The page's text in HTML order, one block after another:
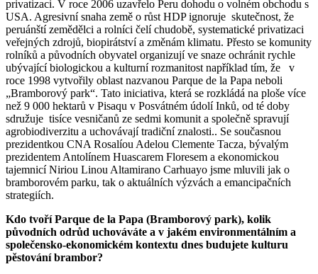
privatizaci. V roce 2006 uzavřelo Peru dohodu o volném obchodu s
USA. Agresivní snaha země o růst HDP ignoruje skutečnost, že
peruánští zemědělci a rolníci čelí chudobě, systematické privatizaci
veřejných zdrojů, biopirátství a změnám klimatu. Přesto se komunity
rolníků a původních obyvatel organizují ve snaze ochránit rychle
ubývající biologickou a kulturní rozmanitost například tím, že v
roce 1998 vytvořily oblast nazvanou Parque de la Papa neboli
„Bramborový park“. Tato iniciativa, která se rozkládá na ploše více
než 9 000 hektarů v Pisaqu v Posvátném údolí Inků, od té doby
sdružuje tisíce vesničanů ze sedmi komunit a společně spravují
agrobiodiverzitu a uchovávají tradiční znalosti.. Se současnou
prezidentkou CNA Rosalíou Adelou Clemente Tacza, bývalým
prezidentem Antolínem Huascarem Floresem a ekonomickou
tajemnicí Niriou Linou Altamirano Carhuayo jsme mluvili jak o
bramborovém parku, tak o aktuálních výzvách a emancipačních
strategiích.
Kdo tvoří Parque de la Papa (Bramborový park), kolik
původních odrůd uchováváte a v jakém environmentálním a
společensko-ekonomickém kontextu dnes budujete kulturu
pěstování brambor?